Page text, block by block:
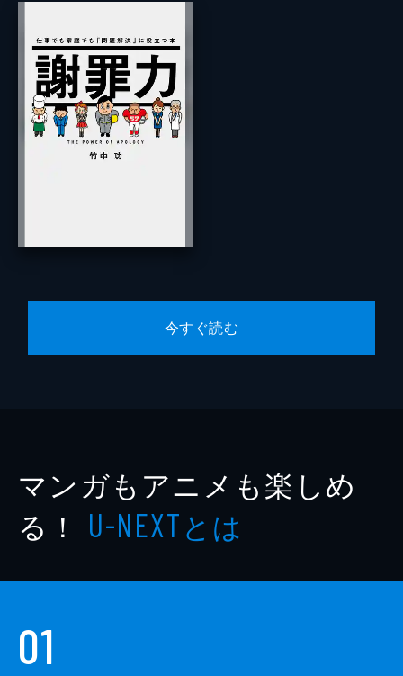
今すぐ読む
マンガもアニメも楽しめ
る！ U-NEXTとは
01